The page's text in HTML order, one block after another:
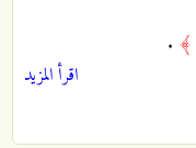
﴾ .
اقرأ المزيد